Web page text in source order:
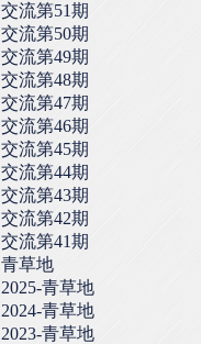
交流第51期
交流第50期
交流第49期
交流第48期
交流第47期
交流第46期
交流第45期
交流第44期
交流第43期
交流第42期
交流第41期
青草地
2025-青草地
2024-青草地
2023-青草地